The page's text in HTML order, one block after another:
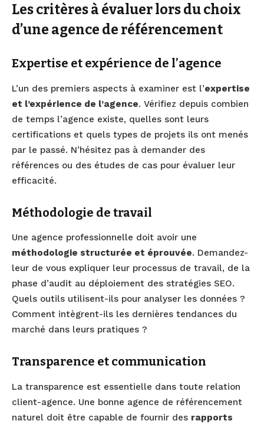
Les critères à évaluer lors du choix
d’une agence de référencement
Expertise et expérience de l’agence
L’un des premiers aspects à examiner est l’expertise
et l’expérience de l’agence. Vérifiez depuis combien
de temps l’agence existe, quelles sont leurs
certifications et quels types de projets ils ont menés
par le passé. N’hésitez pas à demander des
références ou des études de cas pour évaluer leur
efficacité.
Méthodologie de travail
Une agence professionnelle doit avoir une
méthodologie structurée et éprouvée. Demandez-
leur de vous expliquer leur processus de travail, de la
phase d’audit au déploiement des stratégies SEO.
Quels outils utilisent-ils pour analyser les données ?
Comment intègrent-ils les dernières tendances du
marché dans leurs pratiques ?
Transparence et communication
La transparence est essentielle dans toute relation
client-agence. Une bonne agence de référencement
naturel doit être capable de fournir des rapports